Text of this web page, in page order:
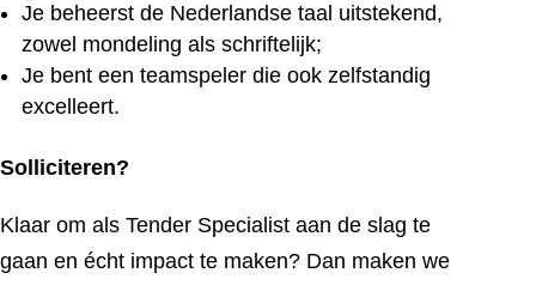
Je beheerst de Nederlandse taal uitstekend,
zowel mondeling als schriftelijk;
Je bent een teamspeler die ook zelfstandig
excelleert.
Solliciteren?
Klaar om als Tender Specialist aan de slag te
gaan en écht impact te maken? Dan maken we